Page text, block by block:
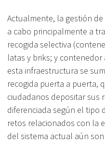
Actualmente, la gestión
a cabo principalmente a
recogida selectiva
latas y briks; y
esta infraestructura se
recogida puerta a puerta,
ciudadanos depositar sus
diferenciada según el tipo
retos relacionados con la
del sistema actual aún